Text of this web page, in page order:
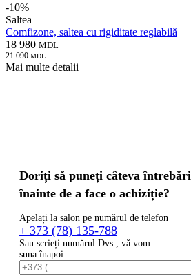
-10%
Saltea
Comfizone, saltea cu rigiditate reglabilă
18 980 MDL
21 090 MDL
Mai multe detalii
Doriți să puneți câteva întrebări
înainte de a face o achiziție?
Apelați la salon pe numărul de telefon
+ 373 (78) 135-788
Sau scrieți numărul Dvs., vă vom
suna înapoi